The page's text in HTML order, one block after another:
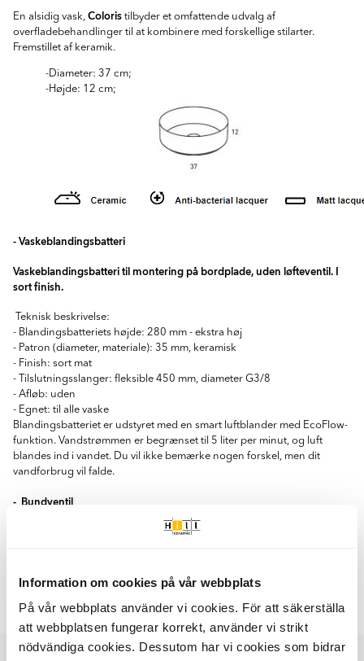
Information om cookies på vår webbplats
På vår webbplats använder vi cookies. För att säkerställa
att webbplatsen fungerar korrekt, använder vi strikt
nödvändiga cookies. Dessutom har vi cookies som bidrar
En alsidig vask, Coloris tilbyder et omfattende udvalg af
overfladebehandlinger til at kombinere med forskellige stilarter.
Fremstillet af keramik.
-Diameter: 37 cm;
-Højde: 12 cm;
- Vaskeblandingsbatteri
Vaskeblandingsbatteri til montering på bordplade, uden løfteventil. I
sort finish.
Teknisk beskrivelse:
- Blandingsbatteriets højde: 280 mm - ekstra høj
- Patron (diameter, materiale): 35 mm, keramisk
- Finish: sort mat
- Tilslutningsslanger: fleksible 450 mm, diameter G3/8
- Afløb: uden
- Egnet: til alle vaske
Blandingsbatteriet er udstyret med en smart luftblander med EcoFlow-
funktion. Vandstrømmen er begrænset til 5 liter per minut, og luft
blandes ind i vandet. Du vil ikke bemærke nogen forskel, men dit
vandforbrug vil falde.
- Bundventil
- Kun de bedste materialer, hvis kvalitet er bekræftet gennem
- Universel prop til håndvask med og uden overløb
- Afløbsdiameter: 3,16 cm
- Garanti: 2 år